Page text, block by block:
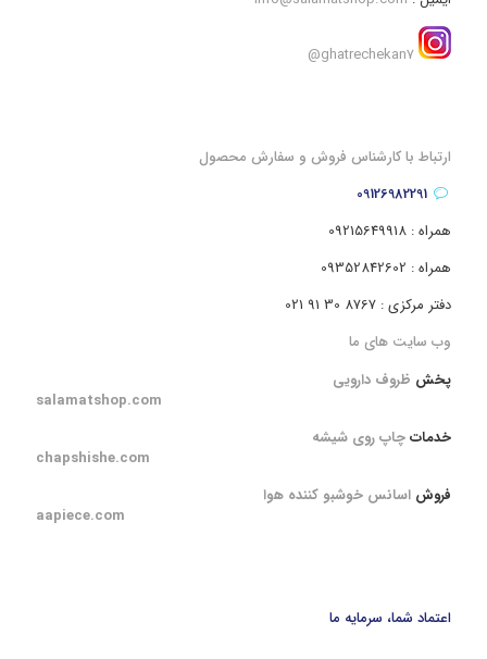
ghatrechekan7@
ارتباط با کارشناس فروش و سفارش محصول
09126982291
همراه : 09215649918
همراه : 09352842602
دفتر مرکزی : 8767 30 91 021
وب سایت های ما
پخش ظروف دارویی
salamatshop.com
خدماتچاپ روی شیشه
chapshishe.com
فروش اسانس خوشبو کننده هوا
aapiece.com
اعتماد شما، سرمایه ما